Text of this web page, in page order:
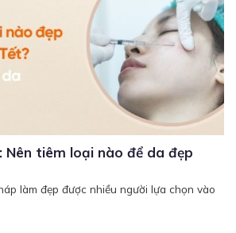
Nên tiêm loại nào để da đẹp
làm đẹp được nhiều người lựa chọn vào